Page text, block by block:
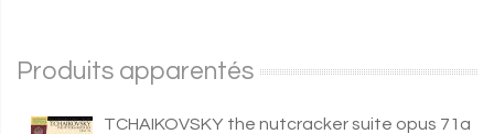
Produits apparentés
TCHAIKOVSKY the nutcracker suite opus 71a